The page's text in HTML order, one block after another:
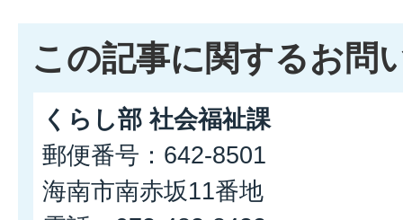
この記事に関するお問
くらし部 社会福祉課
郵便番号：642-8501
海南市南赤坂11番地